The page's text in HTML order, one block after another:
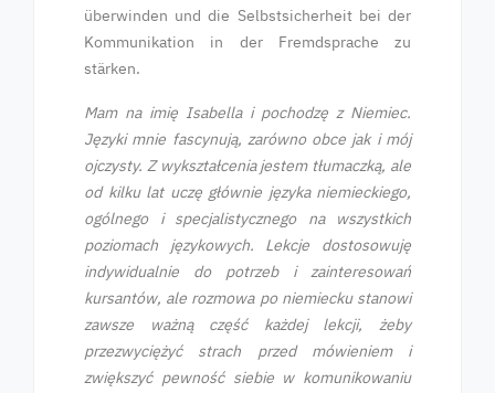
überwinden und die Selbstsicherheit bei der
Kommunikation in der Fremdsprache zu
stärken.
Mam na imię Isabella i pochodzę z Niemiec.
Języki mnie fascynują, zarówno obce jak i mój
ojczysty. Z wykształcenia jestem tłumaczką, ale
od kilku lat uczę głównie języka niemieckiego,
ogólnego i specjalistycznego na wszystkich
poziomach językowych. Lekcje dostosowuję
indywidualnie do potrzeb i zainteresowań
kursantów, ale rozmowa po niemiecku stanowi
zawsze ważną część każdej lekcji, żeby
przezwyciężyć strach przed mówieniem i
zwiększyć pewność siebie w komunikowaniu